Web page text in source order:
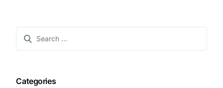
Categories